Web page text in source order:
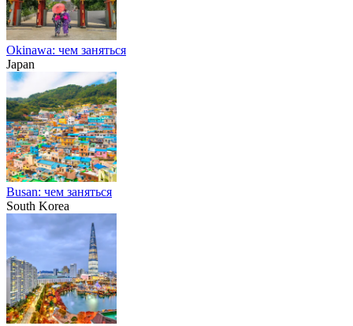
Okinawa: чем заняться
Japan
Busan: чем заняться
South Korea